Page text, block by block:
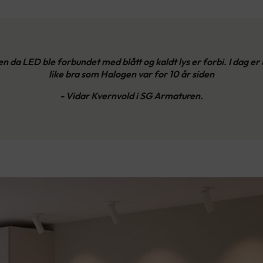
da LED ble forbundet med blått og kaldt lys er forbi. I dag er
like bra som Halogen var for 10 år siden
- Vidar Kvernvold i SG Armaturen.